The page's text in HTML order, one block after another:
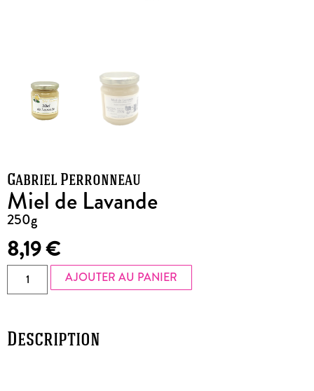
Gabriel Perronneau
Miel de Lavande
250g
8,19€
AJOUTER AU PANIER
Description